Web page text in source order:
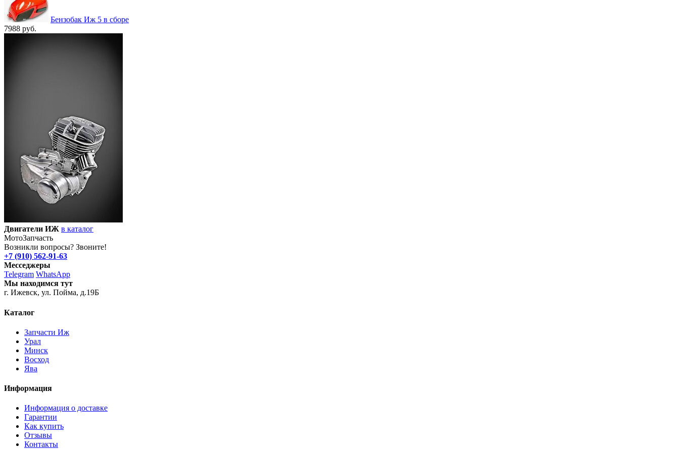
Бензобак Иж 5 в сборе
7988 руб.
Двигатели ИЖ в каталог
МотоЗапчасть
Возникли вопросы? Звоните!
+7 (910) 562-91-63
Месседжеры
Telegram WhatsApp
Мы находимся тут
г. Ижевск, ул. Пойма, д.19Б
Каталог
Запчасти Иж
Урал
Минск
Восход
Ява
Информация
Информация о доставке
Гарантии
Как купить
Отзывы
Контакты